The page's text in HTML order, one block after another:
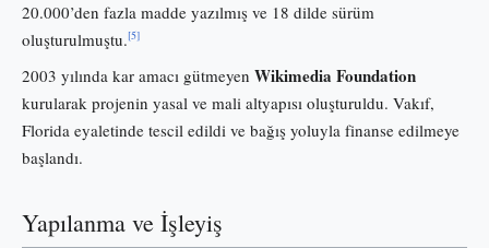
20.000’den fazla madde yazılmış ve 18 dilde sürüm
oluşturulmuştu.[5]
2003 yılında kar amacı gütmeyen Wikimedia Foundation
kurularak projenin yasal ve mali altyapısı oluşturuldu. Vakıf,
Florida eyaletinde tescil edildi ve bağış yoluyla finanse edilmeye
başlandı.
Yapılanma ve İşleyiş